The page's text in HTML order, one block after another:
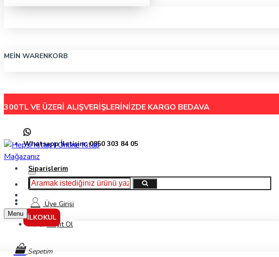
MEIN WARENKORB
300TL VE ÜZERİ ALIŞVERİŞLERİNİZDE KARGO BEDAVA
Whatsapp İletişim: 0850 303 84 05
Siparişlerim
Hakkımızda
İletişimÜye Girişi
Kayıt Ol
Sepetim
İLKOKUL
Menu
Aydın Çocuklar Görsel ve İşitsel Dikkat 4+ Yaş - Kolektif - Aydın Yayınları